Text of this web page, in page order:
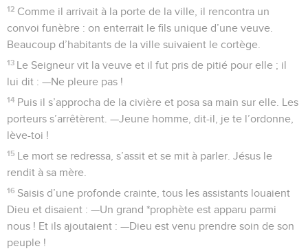
12 Comme il arrivait à la porte de la ville, il rencontra un
convoi funèbre : on enterrait le fils unique d’une veuve.
Beaucoup d’habitants de la ville suivaient le cortège.
13 Le Seigneur vit la veuve et il fut pris de pitié pour elle ; il
lui dit : —Ne pleure pas !
14 Puis il s’approcha de la civière et posa sa main sur elle. Les
porteurs s’arrêtèrent. —Jeune homme, dit-il, je te l’ordonne,
lève-toi !
15 Le mort se redressa, s’assit et se mit à parler. Jésus le
rendit à sa mère.
16 Saisis d’une profonde crainte, tous les assistants louaient
Dieu et disaient : —Un grand *prophète est apparu parmi
nous ! Et ils ajoutaient : —Dieu est venu prendre soin de son
peuple !